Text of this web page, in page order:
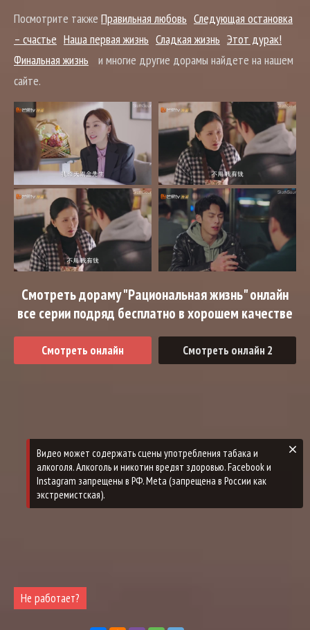
Посмотрите также Правильная любовь Следующая остановка
– счастье Наша первая жизнь Сладкая жизнь Этот дурак!
Финальная жизнь
и многие другие дорамы найдете на нашем
сайте.
Смотреть дораму "Рациональная жизнь" онлайн
все серии подряд бесплатно в хорошем качестве
Смотреть онлайн Смотреть онлайн 2
Видео может содержать сцены употребления табака и
алкоголя. Алкоголь и никотин вредят здоровью. Facebook и
Instagram запрещены в РФ. Meta (запрещена в России как
экстремистская).
Не работает?